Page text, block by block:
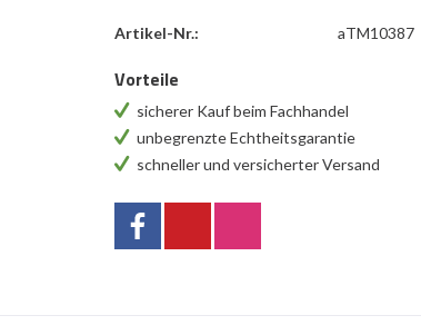
Artikel-Nr.: aTM10387
Vorteile
sicherer Kauf beim Fachhandel
unbegrenzte Echtheitsgarantie
schneller und versicherter Versand